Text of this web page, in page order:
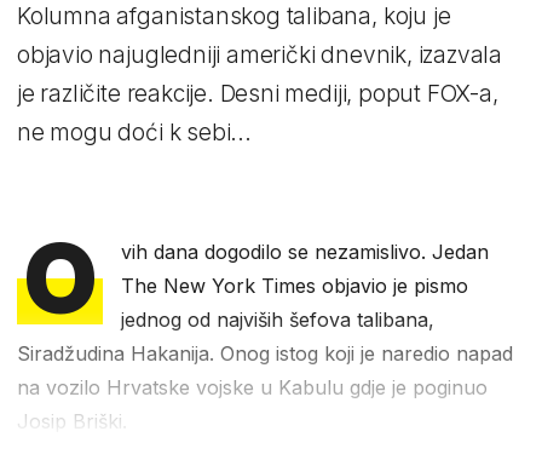
Kolumna afganistanskog talibana, koju je
objavio najugledniji američki dnevnik, izazvala
je različite reakcije. Desni mediji, poput FOX-a,
ne mogu doći k sebi...
O
vih dana dogodilo se nezamislivo. Jedan
The New York Times objavio je pismo
jednog od najviših šefova talibana,
Siradžudina Hakanija. Onog istog koji je naredio napad
na vozilo Hrvatske vojske u Kabulu gdje je poginuo
Josip Briški.